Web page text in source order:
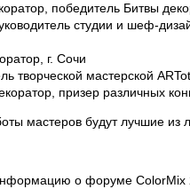
победитель Битвы
студии и шеф-
г. Сочи
творческой мастерской
призер различных
мастеров будут лучшие из
о форуме ColorMix